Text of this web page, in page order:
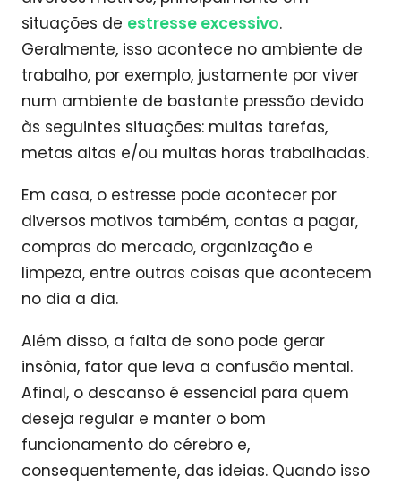
situações de estresse excessivo.
Geralmente, isso acontece no ambiente de
trabalho, por exemplo, justamente por viver
num ambiente de bastante pressão devido
às seguintes situações: muitas tarefas,
metas altas e/ou muitas horas trabalhadas.
Em casa, o estresse pode acontecer por
diversos motivos também, contas a pagar,
compras do mercado, organização e
limpeza, entre outras coisas que acontecem
no dia a dia.
Além disso, a falta de sono pode gerar
insônia, fator que leva a confusão mental.
Afinal, o descanso é essencial para quem
deseja regular e manter o bom
funcionamento do cérebro e,
consequentemente, das ideias. Quando isso